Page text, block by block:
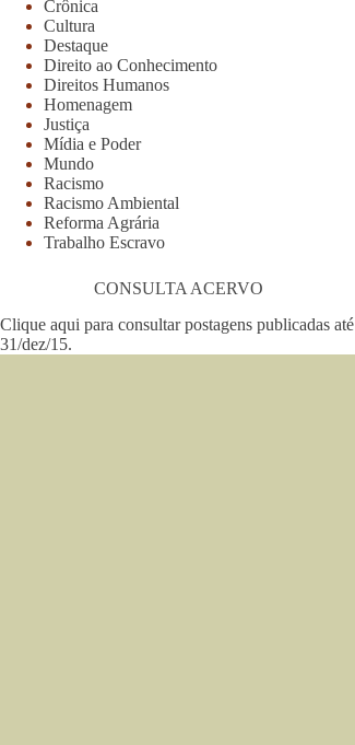
Crônica
Cultura
Destaque
Direito ao Conhecimento
Direitos Humanos
Homenagem
Justiça
Mídia e Poder
Mundo
Racismo
Racismo Ambiental
Reforma Agrária
Trabalho Escravo
CONSULTA ACERVO
Clique aqui para consultar postagens publicadas até
31/dez/15.